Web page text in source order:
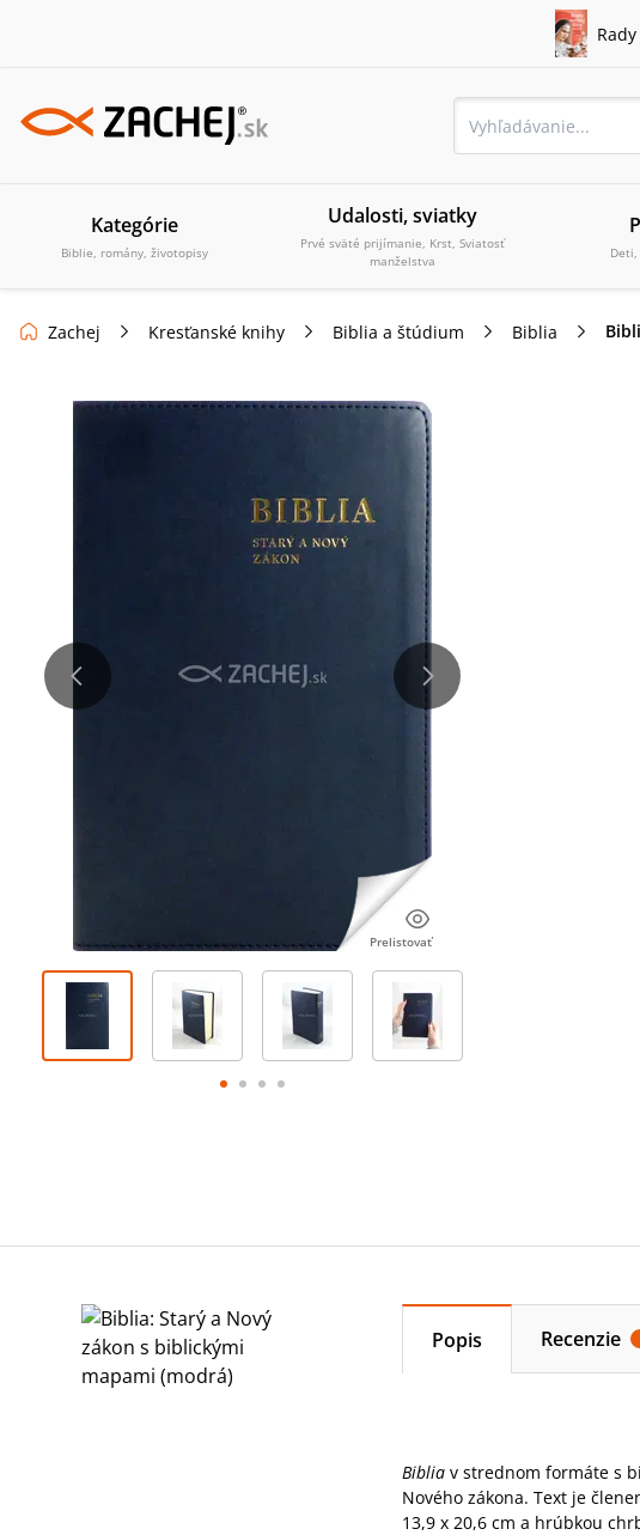
Kategórie
Biblie, romány, životopisy
Udalosti, sviatky
Prvé sväté prijímanie, Krst, Sviatosť
manželstva
Zachej Kresťanské knihy Biblia a štúdium Biblia
Prelistovať
Popis Recenzie
Biblia v strednom formáte s
Nového zákona. Text je
13,9 x 20,6 cm a hrúbkou